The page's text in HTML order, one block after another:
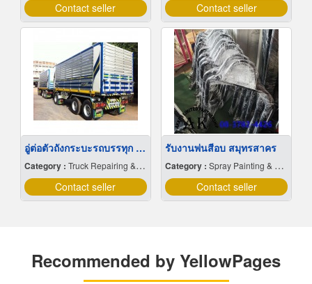
Contact seller Contact seller
อู่ต่อตัวถังกระบะรถบรรทุก นครราชสีมา
Category : Truck Repairing & Service
Contact seller
รับงานพ่นสีอบ สมุทรสาคร
Category : Spray Painting & Finishing
Contact seller
Recommended by YellowPages